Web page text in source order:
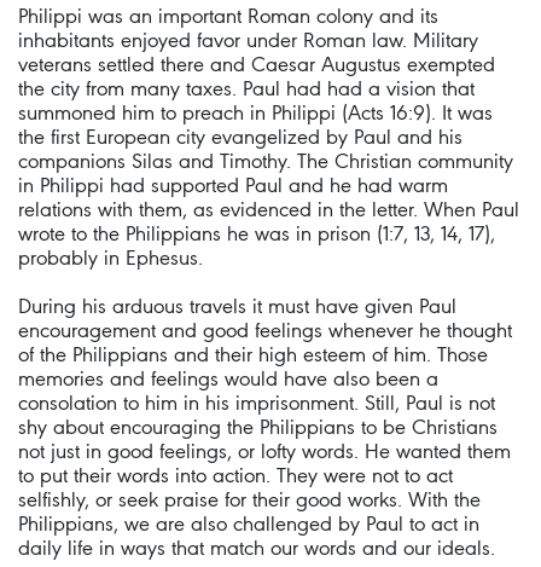
Philippi was an important Roman colony and its
inhabitants enjoyed favor under Roman law. Military
veterans settled there and Caesar Augustus exempted
the city from many taxes. Paul had had a vision that
summoned him to preach in Philippi (Acts 16:9). It was
the first European city evangelized by Paul and his
companions Silas and Timothy. The Christian community
in Philippi had supported Paul and he had warm
relations with them, as evidenced in the letter. When Paul
wrote to the Philippians he was in prison (1:7, 13, 14, 17),
probably in Ephesus.
During his arduous travels it must have given Paul
encouragement and good feelings whenever he thought
of the Philippians and their high esteem of him. Those
memories and feelings would have also been a
consolation to him in his imprisonment. Still, Paul is not
shy about encouraging the Philippians to be Christians
not just in good feelings, or lofty words. He wanted them
to put their words into action. They were not to act
selfishly, or seek praise for their good works. With the
Philippians, we are also challenged by Paul to act in
daily life in ways that match our words and our ideals.